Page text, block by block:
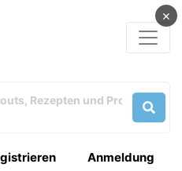
Anmeldung
×